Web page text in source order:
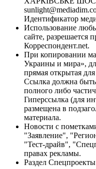
Идентификатор
Использование
сайте, разрешается
Корреспондент.net.
При копировании
Украины и мира»,
прямая открытая
Ссылка должна
полного либо
Гиперссылка (для
размещена в
материала.
Новости с
"Заявление",
"Тест-драйв",
правах рекламы.
Раздел Спецпроекты